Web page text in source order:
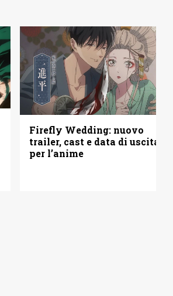
Firefly Wedding: nuovo
trailer, cast e data di uscita
per l’anime